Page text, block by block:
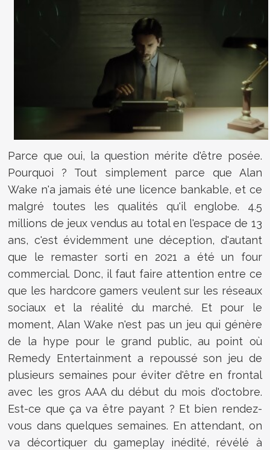
Parce que oui, la question mérite d'être posée.
Pourquoi ? Tout simplement parce que Alan
Wake n'a jamais été une licence bankable, et ce
malgré toutes les qualités qu'il englobe. 4.5
millions de jeux vendus au total en l'espace de 13
ans, c'est évidemment une déception, d'autant
que le remaster sorti en 2021 a été un four
commercial. Donc, il faut faire attention entre ce
que les hardcore gamers veulent sur les réseaux
sociaux et la réalité du marché. Et pour le
moment, Alan Wake n'est pas un jeu qui génère
de la hype pour le grand public, au point où
Remedy Entertainment a repoussé son jeu de
plusieurs semaines pour éviter d'être en frontal
avec les gros AAA du début du mois d'octobre.
Est-ce que ça va être payant ? Et bien rendez-
vous dans quelques semaines. En attendant, on
va décortiquer du gameplay inédité, révélé à